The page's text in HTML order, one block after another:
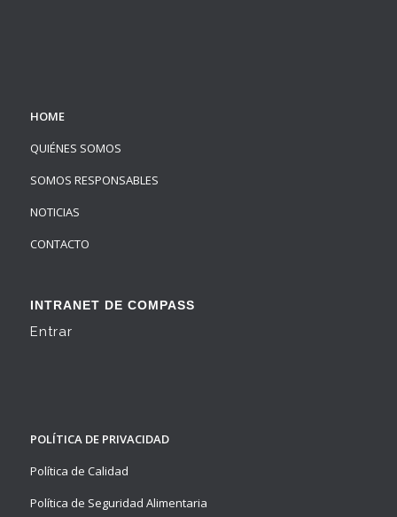
HOME
QUIÉNES SOMOS
SOMOS RESPONSABLES
NOTICIAS
CONTACTO
INTRANET DE COMPASS
Entrar
POLÍTICA DE PRIVACIDAD
Política de Calidad
Política de Seguridad Alimentaria